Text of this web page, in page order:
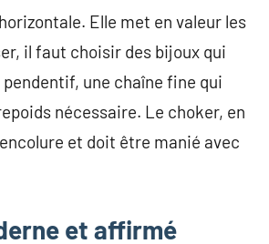
Elle met en valeur les
il faut choisir des bijoux qui
une chaîne fine qui
nécessaire. Le choker, en
et doit être manié avec
et affirmé